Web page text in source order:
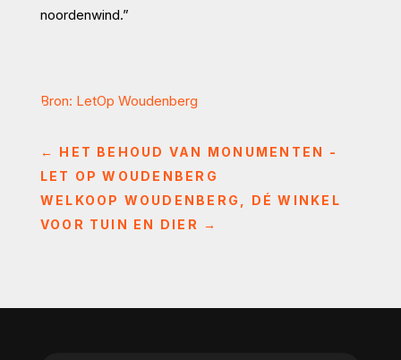
noordenwind.”
Bron: LetOp Woudenberg
← HET BEHOUD VAN MONUMENTEN -
LET OP WOUDENBERG
WELKOOP WOUDENBERG, DÉ WINKEL
VOOR TUIN EN DIER →